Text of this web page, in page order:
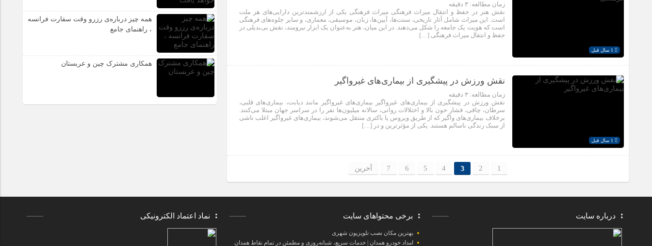
زمان مطالعه:۳ دقیقه
نقش هنر در حفظ و انتقال میراث فرهنگی میراث فرهنگی یکی از ارزشمندترین دارایی‌های هر ملت
است. این میراث شامل آثار تاریخی، سنت‌ها، آیین‌ها، زبان، موسیقی، معماری، و سایر جلوه‌های فرهنگی
است که هویت یک جامعه را شکل می‌دهند. در این میان، هنر به‌عنوان یک ابزار نیرومند، نقش بی‌بدیلی در
حفظ و انتقال میراث فرهنگی […]
نقش ورزش در پیشگیری از بیماری‌های غیرواگیر
زمان مطالعه:۳ دقیقه
نقش ورزش در پیشگیری از بیماری‌های غیرواگیر بیماری‌های غیرواگیر مانند دیابت، بیماری‌های قلبی،
سرطان، چاقی، فشار خون بالا و اختلالات روانی، سالانه میلیون‌ها نفر را در سراسر جهان مبتلا می‌کنند.
برخلاف بیماری‌های واگیر که از طریق ویروس یا باکتری منتقل می‌شوند، بیماری‌های غیرواگیر اغلب ناشی
از سبک زندگی ناسالم هستند. یکی از مؤثرترین و در […]
1
2
3
4
5
6
7 آخرین
همه چیز درباره‌ی رزرو وقت سفارت فرانسه
، راهنمای جامع
همکاری مشترک چین و عربستان
درباره سایت برخی محتواهای سایت
بهترین مکان نصب تلویزیون شهری
امداد خودرو همدان | خدمات سریع، شبانه‌روزی و مطمئن در تمام نقاط همدان
نماد اعتماد الکترونیکی